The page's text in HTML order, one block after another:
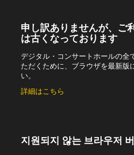
申し訳ありませんが、ご
は古くなっております
デジタル・コンサートホールの全
ただくために、ブラウザを最新版
い。
詳細はこちら
지원되지 않는 브라우저